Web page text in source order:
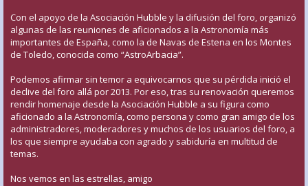
Con el apoyo de la Asociación Hubble y la difusión del foro, organizó
algunas de las reuniones de aficionados a la Astronomía más
importantes de España, como la de Navas de Estena en los Montes
de Toledo, conocida como “AstroArbacia”.
Podemos afirmar sin temor a equivocarnos que su pérdida inició el
declive del foro allá por 2013. Por eso, tras su renovación queremos
rendir homenaje desde la Asociación Hubble a su figura como
aficionado a la Astronomía, como persona y como gran amigo de los
administradores, moderadores y muchos de los usuarios del foro, a
los que siempre ayudaba con agrado y sabiduría en multitud de
temas.
Nos vemos en las estrellas, amigo